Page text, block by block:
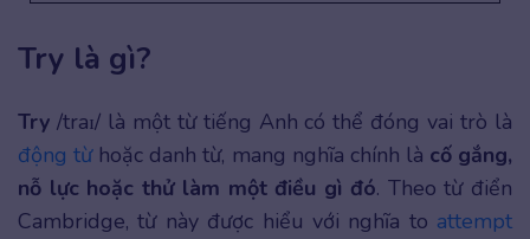
Try là gì?
Try /traɪ/ là một từ tiếng Anh có thể đóng vai trò là
động từhoặc danh từ, mang nghĩa chính là cố gắng,
nỗ lực hoặc thử làm một điều gì đó. Theo từ điển
Cambridge, từ này được hiểu với nghĩa to attempt